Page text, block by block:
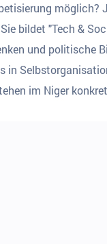
möglich?
bildet "Tech &
und politische
in
im Niger